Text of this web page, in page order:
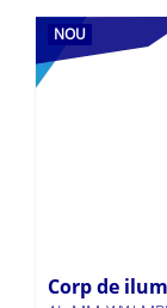
NOU
Corp de